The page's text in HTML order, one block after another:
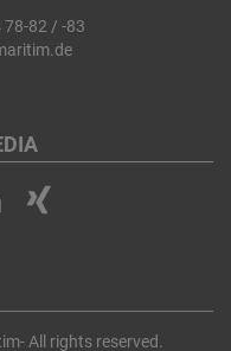
78-82 / -83
All rights reserved.